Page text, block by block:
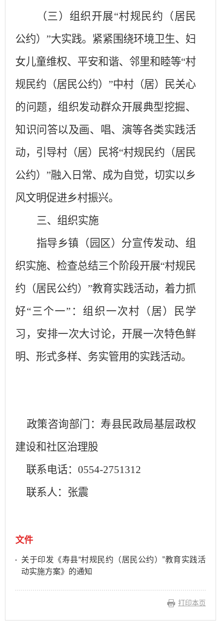
（三）组织开展“村规民约（居民
公约）”大实践。 紧紧围绕环境卫生、妇
女儿童维权、平安和谐、邻里和睦等“村
规民约（居民公约）”中村（居）民关心
的问题，组织发动群众开展典型挖掘、
知识问答以及画、唱、演等各类实践活
动，引导村（居）民将“村规民约（居民
公约）”融入日常、成为自觉，切实以乡
风文明促进乡村振兴。
三、组织实施
指导乡镇（园区）分宣传发动、组
织实施、检查总结三个阶段开展“村规民
约（居民公约）”教育实践活动，着力抓
好“三个一”：组织一次村（居）民学
习，安排一次大讨论，开展一次特色鲜
明、形式多样、务实管用的实践活动。
政策咨询部门：寿县民政局基层政权
建设和社区治理股
联系电话： 0554-2751312
联系人：张震
文件
关于印发《寿县“村规民约（居民公约）”教育实践活
动实施方案》的通知
打印本页